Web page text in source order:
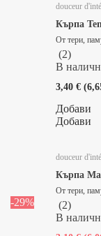
douceur
Кърпа
От тери,
(2)
В
3,40 €
Добави
Добави
-29%
douceur
Кърпа
От тери,
(2)
В